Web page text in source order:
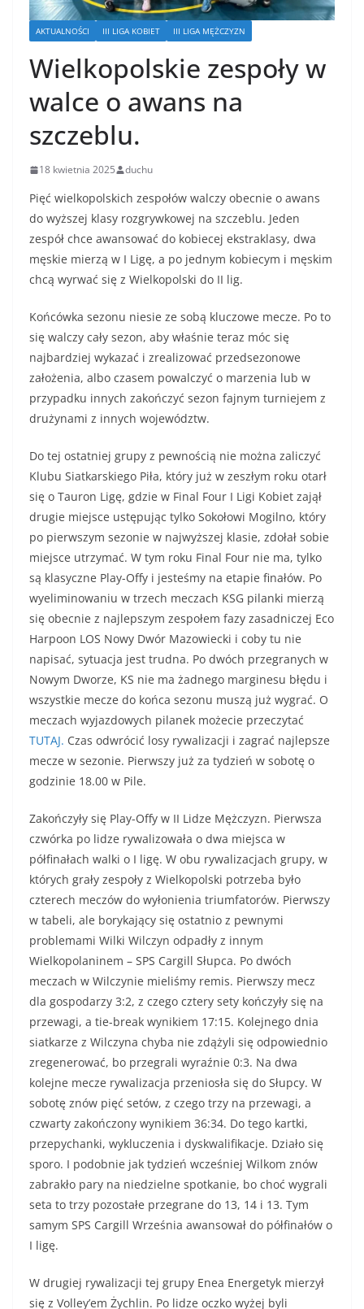
AKTUALNOŚCI III LIGA KOBIET III LIGA MĘŻCZYZN
Wielkopolskie zespoły w
walce o awans na
szczeblu.
18 kwietnia 2025 duchu
Pięć wielkopolskich zespołów walczy obecnie o awans
do wyższej klasy rozgrywkowej na szczeblu. Jeden
zespół chce awansować do kobiecej ekstraklasy, dwa
męskie mierzą w I Ligę, a po jednym kobiecym i męskim
chcą wyrwać się z Wielkopolski do II lig.
Końcówka sezonu niesie ze sobą kluczowe mecze. Po to
się walczy cały sezon, aby właśnie teraz móc się
najbardziej wykazać i zrealizować przedsezonowe
założenia, albo czasem powalczyć o marzenia lub w
przypadku innych zakończyć sezon fajnym turniejem z
drużynami z innych województw.
Do tej ostatniej grupy z pewnością nie można zaliczyć
Klubu Siatkarskiego Piła, który już w zeszłym roku otarł
się o Tauron Ligę, gdzie w Final Four I Ligi Kobiet zajął
drugie miejsce ustępując tylko Sokołowi Mogilno, który
po pierwszym sezonie w najwyższej klasie, zdołał sobie
miejsce utrzymać. W tym roku Final Four nie ma, tylko
są klasyczne Play-Offy i jesteśmy na etapie finałów. Po
wyeliminowaniu w trzech meczach KSG pilanki mierzą
się obecnie z najlepszym zespołem fazy zasadniczej Eco
Harpoon LOS Nowy Dwór Mazowiecki i coby tu nie
napisać, sytuacja jest trudna. Po dwóch przegranych w
Nowym Dworze, KS nie ma żadnego marginesu błędu i
wszystkie mecze do końca sezonu muszą już wygrać. O
meczach wyjazdowych pilanek możecie przeczytać
TUTAJ. Czas odwrócić losy rywalizacji i zagrać najlepsze
mecze w sezonie. Pierwszy już za tydzień w sobotę o
godzinie 18.00 w Pile.
Zakończyły się Play-Offy w II Lidze Mężczyzn. Pierwsza
czwórka po lidze rywalizowała o dwa miejsca w
półfinałach walki o I ligę. W obu rywalizacjach grupy, w
których grały zespoły z Wielkopolski potrzeba było
czterech meczów do wyłonienia triumfatorów. Pierwszy
w tabeli, ale borykający się ostatnio z pewnymi
problemami Wilki Wilczyn odpadły z innym
Wielkopolaninem – SPS Cargill Słupca. Po dwóch
meczach w Wilczynie mieliśmy remis. Pierwszy mecz
dla gospodarzy 3:2, z czego cztery sety kończyły się na
przewagi, a tie-break wynikiem 17:15. Kolejnego dnia
siatkarze z Wilczyna chyba nie zdążyli się odpowiednio
zregenerować, bo przegrali wyraźnie 0:3. Na dwa
kolejne mecze rywalizacja przeniosła się do Słupcy. W
sobotę znów pięć setów, z czego trzy na przewagi, a
czwarty zakończony wynikiem 36:34. Do tego kartki,
przepychanki, wykluczenia i dyskwalifikacje. Działo się
sporo. I podobnie jak tydzień wcześniej Wilkom znów
zabrakło pary na niedzielne spotkanie, bo choć wygrali
seta to trzy pozostałe przegrane do 13, 14 i 13. Tym
samym SPS Cargill Września awansował do półfinałów o
I ligę.
W drugiej rywalizacji tej grupy Enea Energetyk mierzył
się z Volley’em Żychlin. Po lidze oczko wyżej byli